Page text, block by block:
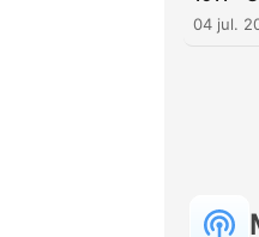
04 jul.